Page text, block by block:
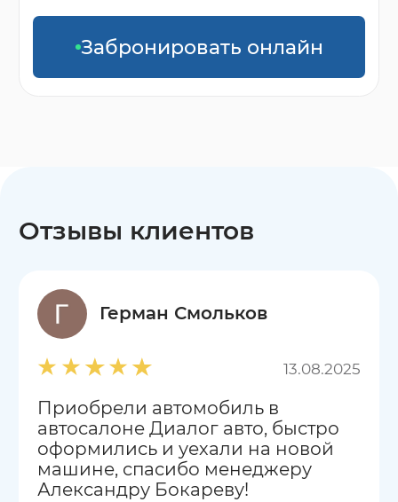
Забронировать онлайн
Отзывы клиентов
Герман Смольков
13.08.2025
Приобрели автомобиль в
автосалоне Диалог авто, быстро
оформились и уехали на новой
машине, спасибо менеджеру
Александру Бокареву!